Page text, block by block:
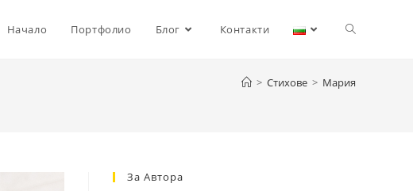
Начало Портфолио Блог Контакти Toggle
website
> Стихове > Мария
За Автора